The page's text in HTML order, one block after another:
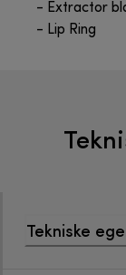
- Extractor
- Lip Ring
Tekniske